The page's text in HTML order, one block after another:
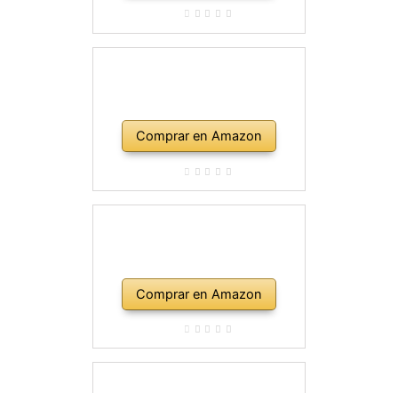
Comprar en Amazon
Comprar en Amazon